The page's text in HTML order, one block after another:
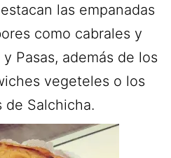
las empanadas
como cabrales y
Pasas, además de los
vegeteles o los
de Salchicha.